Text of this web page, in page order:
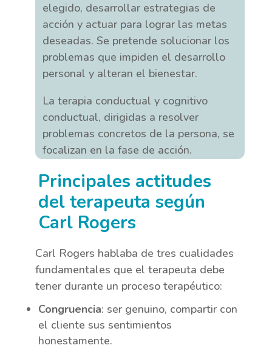
elegido, desarrollar estrategias de
acción y actuar para lograr las metas
deseadas. Se pretende solucionar los
problemas que impiden el desarrollo
personal y alteran el bienestar.
La terapia conductual y cognitivo
conductual, dirigidas a resolver
problemas concretos de la persona, se
focalizan en la fase de acción.
Principales actitudes
del terapeuta según
Carl Rogers
Carl Rogers hablaba de tres cualidades
fundamentales que el terapeuta debe
tener durante un proceso terapéutico:
Congruencia: ser genuino, compartir con
el cliente sus sentimientos
honestamente.